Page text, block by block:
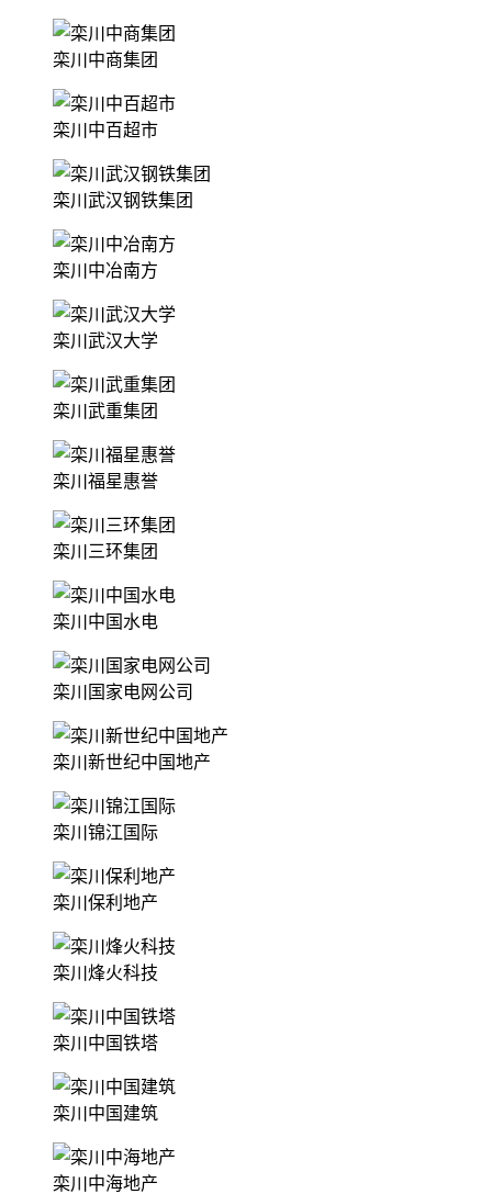
栾川中商集团
栾川中百超市
栾川武汉钢铁集团
栾川中冶南方
栾川武汉大学
栾川武重集团
栾川福星惠誉
栾川三环集团
栾川中国水电
栾川国家电网公司
栾川新世纪中国地产
栾川锦江国际
栾川保利地产
栾川烽火科技
栾川中国铁塔
栾川中国建筑
栾川中海地产